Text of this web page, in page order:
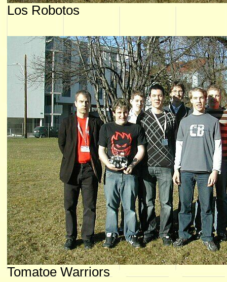
Los Robotos
Tomatoe Warriors